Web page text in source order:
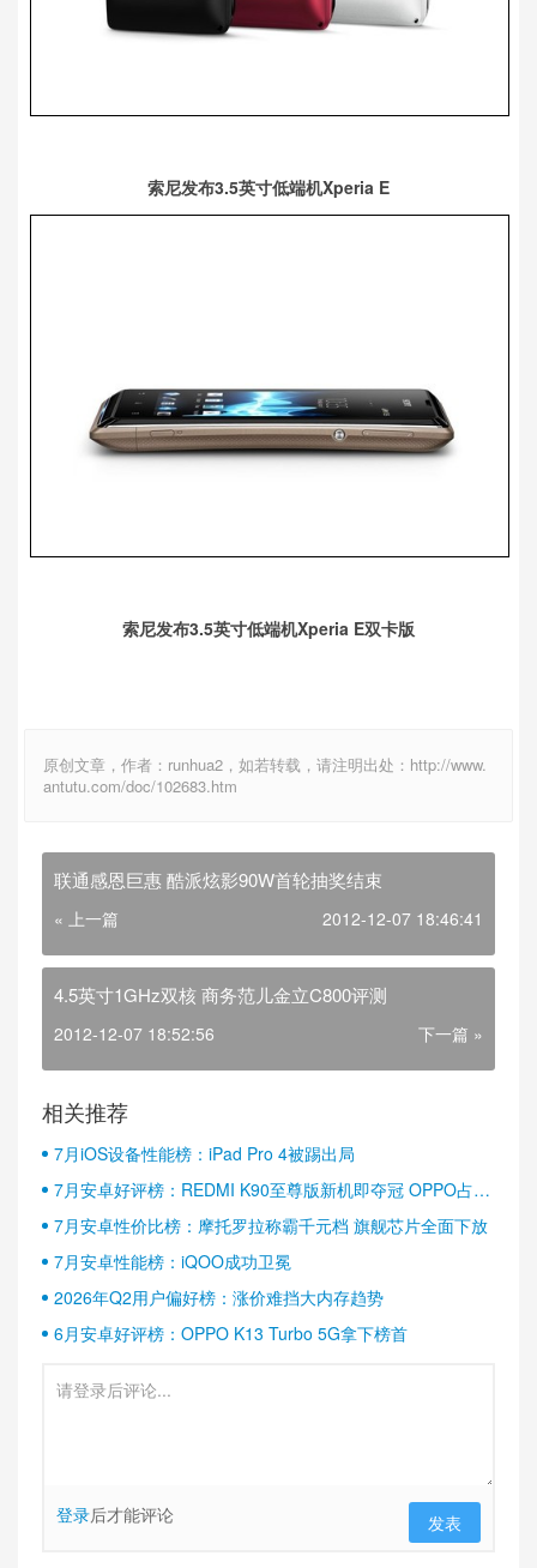
索尼发布3.5英寸低端机Xperia E
索尼发布3.5英寸低端机Xperia E双卡版
原创文章，作者：runhua2，如若转载，请注明出处：http://www.
antutu.com/doc/102683.htm
联通感恩巨惠 酷派炫影90W首轮抽奖结束
« 上一篇 2012-12-07 18:46:41
4.5英寸1GHz双核 商务范儿金立C800评测
2012-12-07 18:52:56 下一篇 »
相关推荐
7月iOS设备性能榜：iPad Pro 4被踢出局
7月安卓好评榜：REDMI K90至尊版新机即夺冠 OPPO占据
半壁江山
7月安卓性价比榜：摩托罗拉称霸千元档 旗舰芯片全面下放
7月安卓性能榜：iQOO成功卫冕
2026年Q2用户偏好榜：涨价难挡大内存趋势
6月安卓好评榜：OPPO K13 Turbo 5G拿下榜首
登录后才能评论 发表